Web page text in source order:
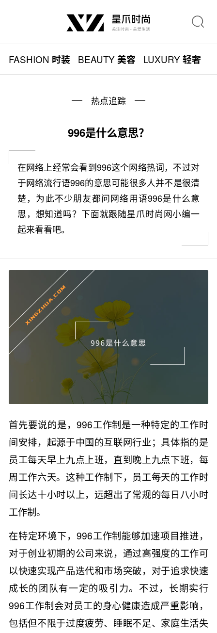
FASHION 时装 BEAUTY美容 LUXURY轻奢
热点追踪
996是什么意思？
在网络上经常会看到996这个网络热词，不过对
于网络流行语996的意思可能很多人并不是很清
楚，为此不少朋友都问网络用语996是什么意
思，想知道吗？下面就跟随星爪时尚网小编一
起来看看吧。
首先要说的是，996工作制是一种特定的工作时
间安排，起源于中国的互联网行业；具体指的是
员工每天早上九点上班，直到晚上九点下班，每
周工作六天。这种工作制下，员工每天的工作时
间长达十小时以上，远超出了常规的每日八小时
工作制。
在特定环境下，996工作制能够加速项目推进，
对于创业初期的公司来说，通过高强度的工作可
以快速实现产品迭代和市场突破，对于追求快速
成长的团队有一定的吸引力。不过，长期实行
996工作制会对员工的身心健康造成严重影响，
包括但不限于过度疲劳、睡眠不足、家庭生活失